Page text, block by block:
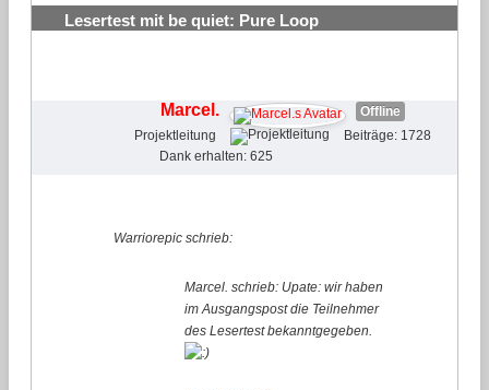
Lesertest mit be quiet: Pure Loop
Marcel.
Offline
Projektleitung
Beiträge: 1728
Dank erhalten: 625
Warriorepic schrieb:
Marcel. schrieb: Upate: wir haben
im Ausgangspost die Teilnehmer
des Lesertest bekanntgegeben.